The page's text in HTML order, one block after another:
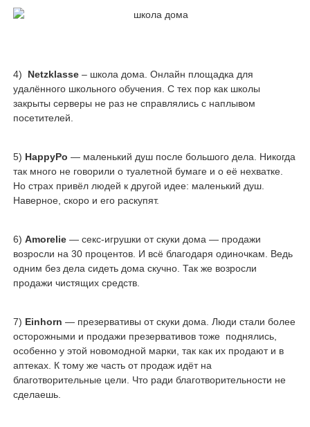
4) Netzklasse– школа дома. Онлайн площадка для
удалённого школьного обучения. С тех пор как школы
закрыты серверы не раз не справлялись с наплывом
посетителей.
5) HappyPo — маленький душ после большого дела. Никогда
так много не говорили о туалетной бумаге и о её нехватке.
Но страх привёл людей к другой идее: маленький душ.
Наверное, скоро и его раскупят.
6) Amorelie— секс-игрушки от скуки дома — продажи
возросли на 30 процентов. И всё благодаря одиночкам. Ведь
одним без дела сидеть дома скучно. Так же возросли
продажи чистящих средств.
7) Einhorn — презервативы от скуки дома. Люди стали более
осторожными и продажи презервативов тоже поднялись,
особенно у этой новомодной марки, так как их продают и в
аптеках. К тому же часть от продаж идёт на
благотворительные цели. Что ради благотворительности не
сделаешь.